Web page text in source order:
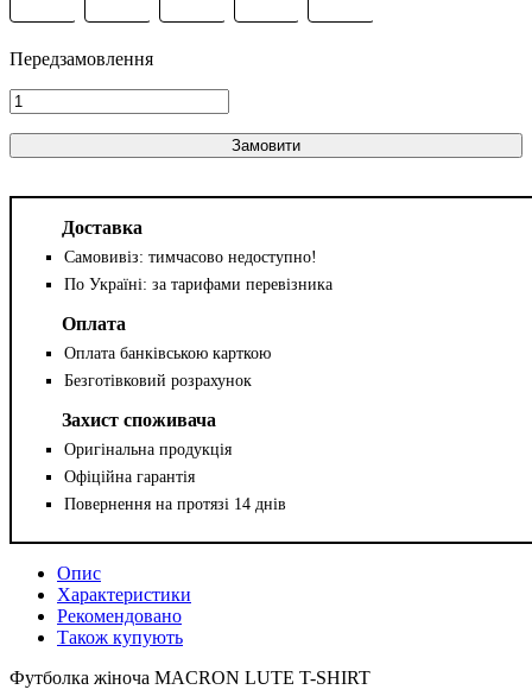
Замовити
Доставка
Самовивіз: тимчасово недоступно!
По Україні: за тарифами перевізника
Оплата
Оплата банківською карткою
Безготівковий розрахунок
Захист споживача
Оригінальна продукція
Офіційна гарантія
Повернення на протязі 14 днів
Опис
Характеристики
Рекомендовано
Також купують
Футболка жіноча MACRON LUTE T-SHIRT